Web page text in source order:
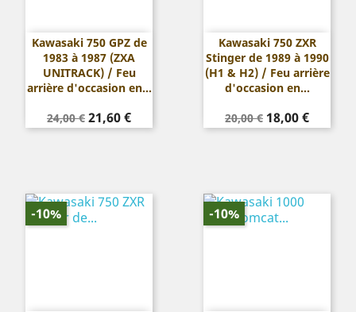
Kawasaki 750 GPZ de
1983 à 1987 (ZXA
UNITRACK) / Feu
arrière d'occasion en...
Prix
de
24,00 € Prix
21,60 €
Kawasaki 750 ZXR
Stinger de 1989 à 1990
(H1 & H2) / Feu arrière
d'occasion en...
Prix
de
20,00 € Prix
18,00 €
-10% -10%